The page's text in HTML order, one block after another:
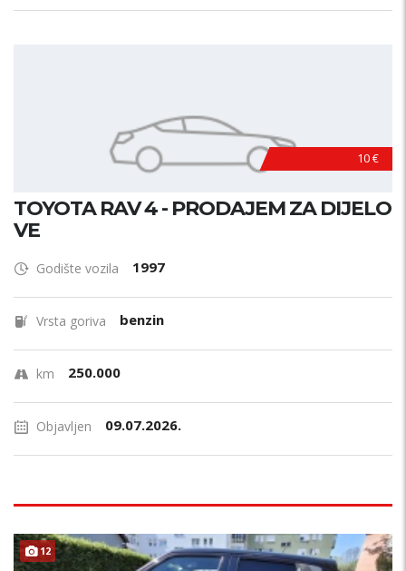
PRETRAŽI
10 €
TOYOTA RAV 4 - PRODAJEM ZA DIJELO
VE
Godište vozila 1997
Vrsta goriva benzin
km 250.000
Objavljen 09.07.2026.
12